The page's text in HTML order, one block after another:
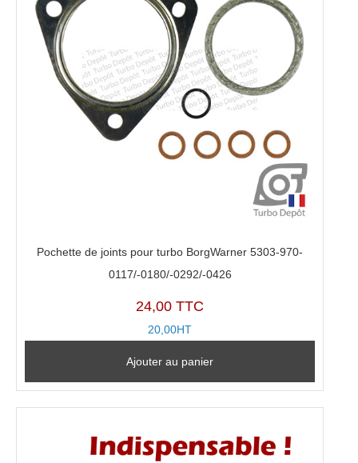
Pochette de joints pour turbo BorgWarner 5303-970-
0117/-0180/-0292/-0426
24,00 TTC
20,00HT
Ajouter au panier